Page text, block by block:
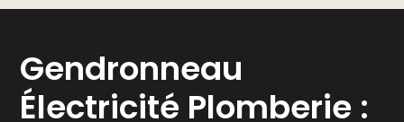
Gendronneau
Électricité Plomberie :